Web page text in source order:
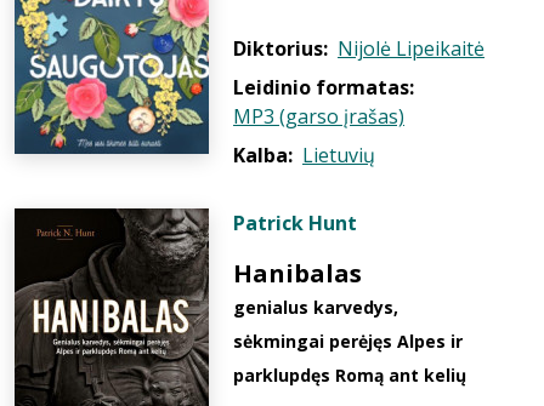
Diktorius: Nijolė Lipeikaitė
Leidinio formatas:
MP3 (garso įrašas)
Kalba: Lietuvių
Patrick Hunt
Hanibalas
genialus karvedys,
sėkmingai perėjęs Alpes ir
parklupdęs Romą ant kelių